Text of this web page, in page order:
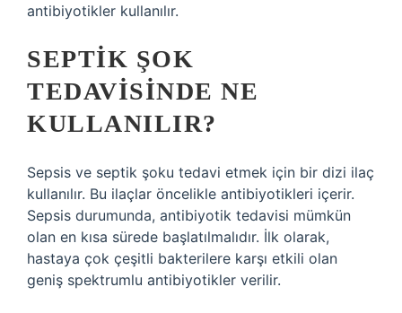
antibiyotikler kullanılır.
SEPTIK ŞOK
TEDAVISINDE NE
KULLANILIR?
Sepsis ve septik şoku tedavi etmek için bir dizi ilaç
kullanılır. Bu ilaçlar öncelikle antibiyotikleri içerir.
Sepsis durumunda, antibiyotik tedavisi mümkün
olan en kısa sürede başlatılmalıdır. İlk olarak,
hastaya çok çeşitli bakterilere karşı etkili olan
geniş spektrumlu antibiyotikler verilir.